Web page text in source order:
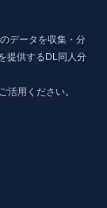
データを収集・分
提供するDL同人分
用ください。